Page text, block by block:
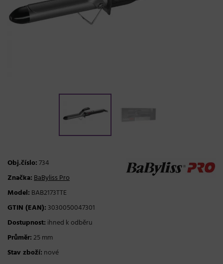
Obj.číslo:734
Značka:BaByliss Pro
Model: BAB2173TTE
GTIN (EAN): 3030050047301
Dostupnost: ihned k odběru
Průměr:25 mm
Stav zboží: nové